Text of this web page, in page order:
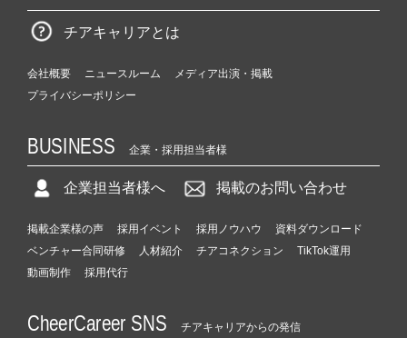
チアキャリアとは
会社概要 ニュースルーム
メディア出演・掲載
プライバシーポリシー
BUSINESS 企業・採用担当者様
企業担当者様へ 掲載のお問い合わせ
掲載企業様の声 採用イベント 採用ノウハウ
資料ダウンロード
ベンチャー合同研修
人材紹介 チアコネクション
TikTok運用
動画制作
採用代行
CheerCareer SNS チアキャリアからの発信